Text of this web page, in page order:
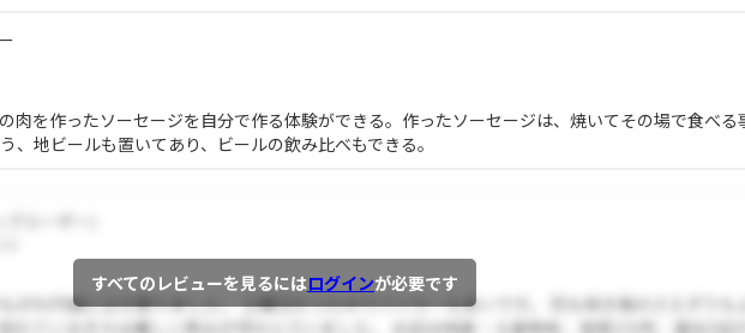
肉を作ったソーセージを自分で作る体験ができる。作ったソーセージは、焼いてその場で食べる
、地ビールも置いてあり、ビールの飲み比べもできる。
すべてのレビューを見るにはログインが必要です